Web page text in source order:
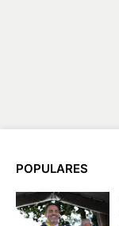
POPULARES